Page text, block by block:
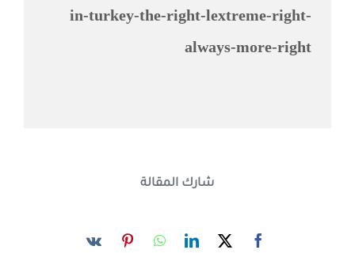
in-turkey-the-right-lextreme-right-
always-more-right
شارك المقالة